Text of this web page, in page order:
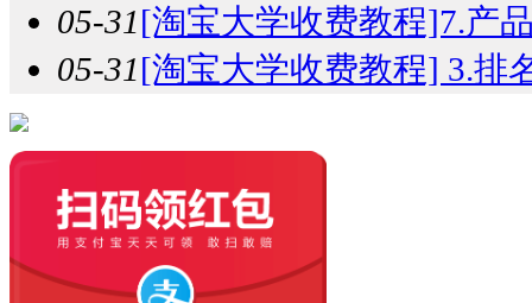
05-31[淘宝大学收费教程]7.产
05-31[淘宝大学收费教程] 3.排